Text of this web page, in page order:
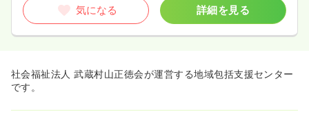
気になる 詳細を見る
社会福祉法人 武蔵村山正徳会が運営する地域包括支援センター
です。